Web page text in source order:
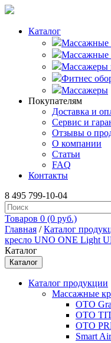
Каталог
Массажные
Массажные
Массажеры
Фитнес
Массажеры
Покупателям
Доставка и
Сервис и
Отзывы о
О компании
Статьи
FAQ
Контакты
8 495 799-10-04
Товаров 0 (0 руб.)
Главная /Каталог
кресло UNO ONE Light
Каталог
Каталог
Каталог продукции
Массажные
OTO
OTO
OTO
Smart